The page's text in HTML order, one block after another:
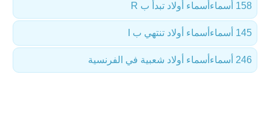
أسماء أولاد تبدأ ب R 158 أسماء
أسماء أولاد تنتهي ب I 145 أسماء
أسماء أولاد شعبية في الفرنسية 246 أسماء